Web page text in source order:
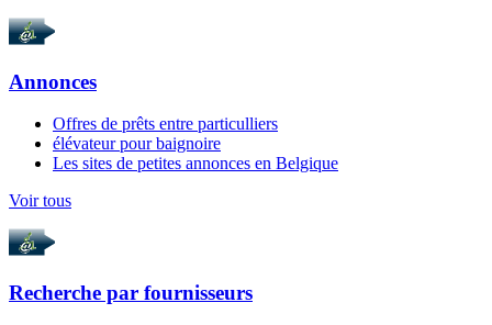
Annonces
Offres de prêts entre particulliers
élévateur pour baignoire
Les sites de petites annonces en Belgique
Voir tous
Recherche par fournisseurs